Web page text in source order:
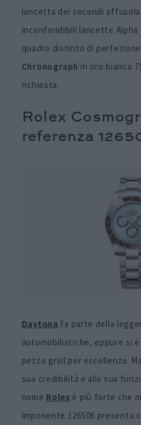
lancetta dei secondi
inconfondibili lancette Alpha
quadro distinto di
Chronograph in oro bianco
richiesta.
Rolex
referenza
Daytona fa parte della
automobilistiche, eppure si
pezzo grail per eccellenza.
sua credibilità e alla sua
nome Rolex è più forte che
imponente 126506 presenta